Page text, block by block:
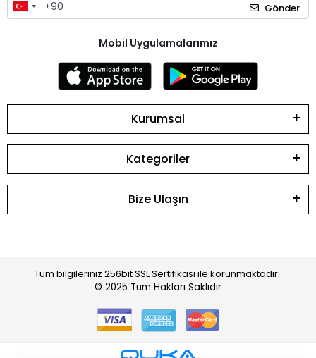
Gönder
Mobil Uygulamalarımız
Kurumsal
Kategoriler
Bize Ulaşın
Tüm bilgileriniz 256bit SSL Sertifikası ile korunmaktadır.
© 2025 Tüm Hakları Saklıdır